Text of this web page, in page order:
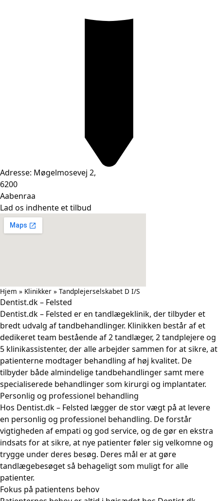
Adresse: Møgelmosevej 2,
6200
Aabenraa
Lad os indhente et tilbud
Hjem » Klinikker » Tandplejerselskabet D I/S
Dentist.dk – Felsted
Dentist.dk – Felsted er en tandlægeklinik, der tilbyder et
bredt udvalg af tandbehandlinger. Klinikken består af et
dedikeret team bestående af 2 tandlæger, 2 tandplejere og
5 klinikassistenter, der alle arbejder sammen for at sikre, at
patienterne modtager behandling af høj kvalitet. De
tilbyder både almindelige tandbehandlinger samt mere
specialiserede behandlinger som kirurgi og implantater.
Personlig og professionel behandling
Hos Dentist.dk – Felsted lægger de stor vægt på at levere
en personlig og professionel behandling. De forstår
vigtigheden af empati og god service, og de gør en ekstra
indsats for at sikre, at nye patienter føler sig velkomne og
trygge under deres besøg. Deres mål er at gøre
tandlægebesøget så behageligt som muligt for alle
patienter.
Fokus på patientens behov